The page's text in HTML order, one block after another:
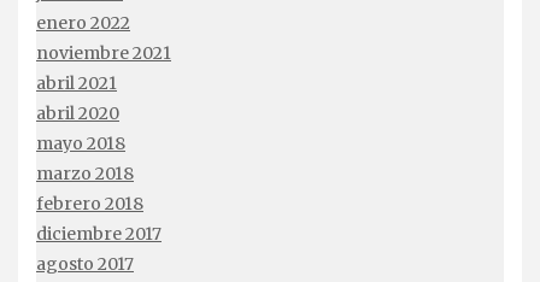
enero 2022
noviembre 2021
abril 2021
abril 2020
mayo 2018
marzo 2018
febrero 2018
diciembre 2017
agosto 2017